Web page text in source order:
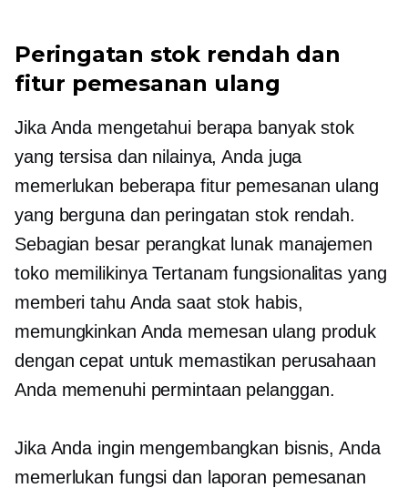
Peringatan stok rendah dan
fitur pemesanan ulang
Jika Anda mengetahui berapa banyak stok
yang tersisa dan nilainya, Anda juga
memerlukan beberapa fitur pemesanan ulang
yang berguna dan peringatan stok rendah.
Sebagian besar perangkat lunak manajemen
toko memilikinyaTertanam fungsionalitas yang
memberi tahu Anda saat stok habis,
memungkinkan Anda memesan ulang produk
dengan cepat untuk memastikan perusahaan
Anda memenuhi permintaan pelanggan.
Jika Anda ingin mengembangkan bisnis, Anda
memerlukan fungsi dan laporan pemesanan